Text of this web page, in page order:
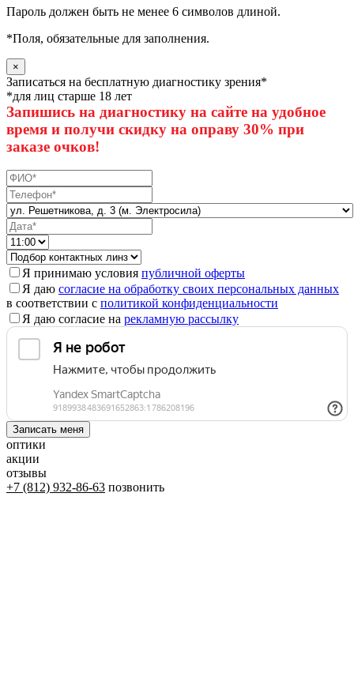
Пароль должен быть не менее 6 символов длиной.
*Поля, обязательные для заполнения.
×
Записаться на бесплатную диагностику зрения*
*для лиц старше 18 лет
Запишись на диагностику на сайте на удобное
время и получи скидку на оправу 30% при
заказе очков!
Я принимаю условия публичной оферты
Я даю согласие на обработку своих персональных данных
в соответствии с политикой конфиденциальности
Я даю согласие на рекламную рассылку
оптики
акции
отзывы
+7 (812) 932-86-63 позвонить